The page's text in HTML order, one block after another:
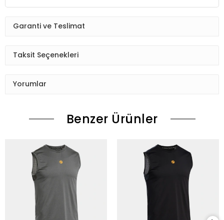
Garanti ve Teslimat
Taksit Seçenekleri
Yorumlar
Benzer Ürünler